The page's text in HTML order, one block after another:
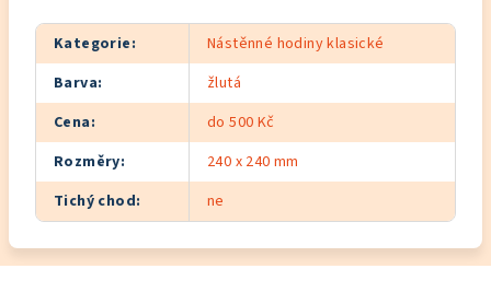
Kategorie:
Nástěnné hodiny klasické
Barva:
žlutá
Cena:
do 500 Kč
Rozměry:
240 x 240 mm
Tichý chod: ne